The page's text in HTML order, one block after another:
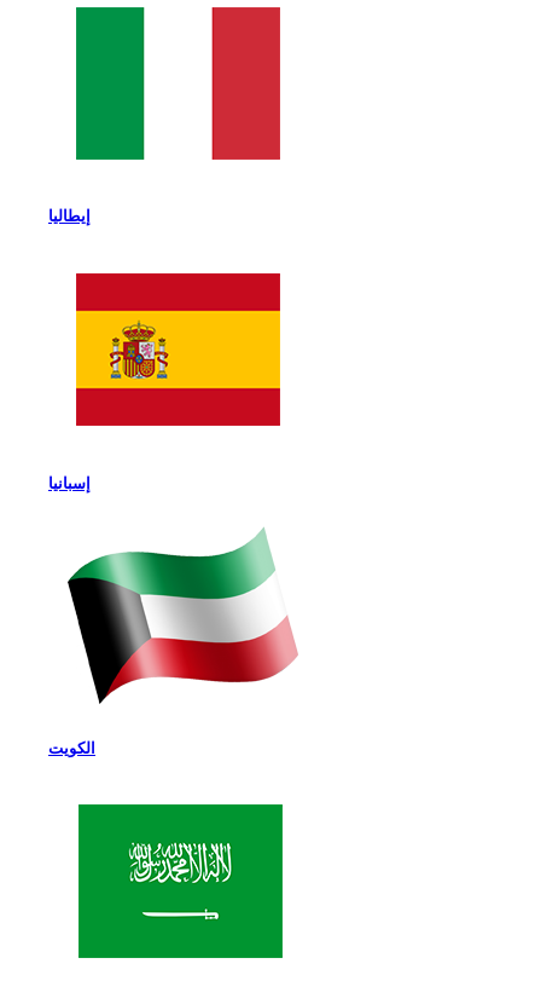
إيطاليا
إسبانيا
الكويت